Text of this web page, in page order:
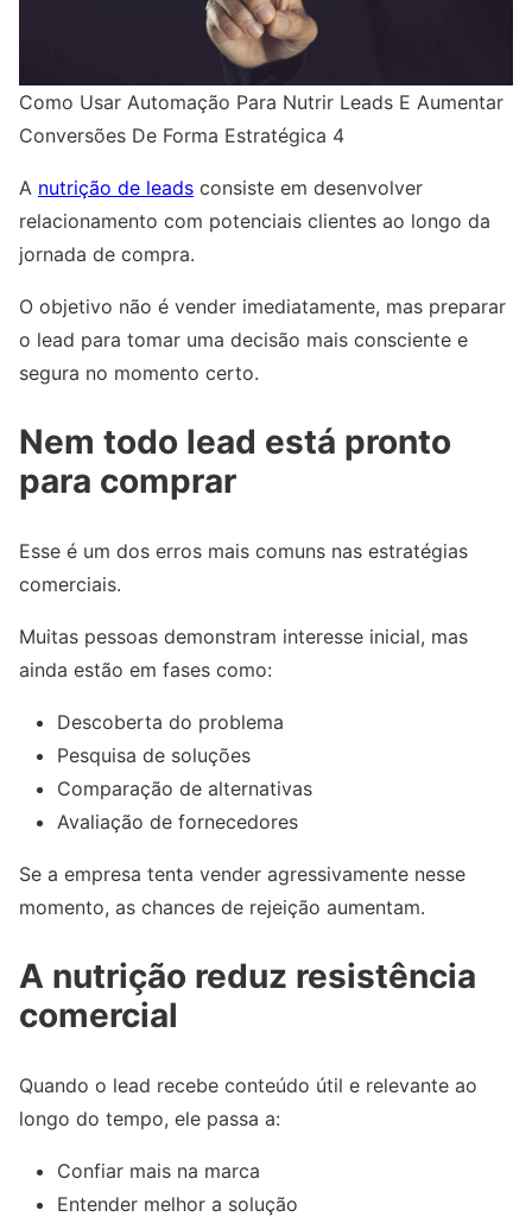
Como Usar Automação Para Nutrir Leads E Aumentar
Conversões De Forma Estratégica 4
A nutrição de leads consiste em desenvolver
relacionamento com potenciais clientes ao longo da
jornada de compra.
O objetivo não é vender imediatamente, mas preparar
o lead para tomar uma decisão mais consciente e
segura no momento certo.
Nem todo lead está pronto
para comprar
Esse é um dos erros mais comuns nas estratégias
comerciais.
Muitas pessoas demonstram interesse inicial, mas
ainda estão em fases como:
Descoberta do problema
Pesquisa de soluções
Comparação de alternativas
Avaliação de fornecedores
Se a empresa tenta vender agressivamente nesse
momento, as chances de rejeição aumentam.
A nutrição reduz resistência
comercial
Quando o lead recebe conteúdo útil e relevante ao
longo do tempo, ele passa a:
Confiar mais na marca
Entender melhor a solução